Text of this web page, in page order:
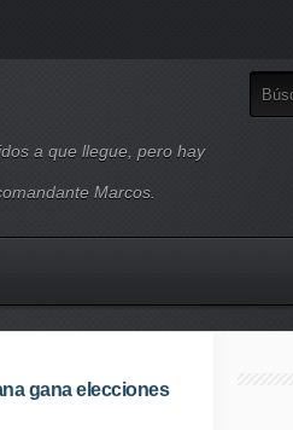
a que llegue, pero hay
Marcos.
gana elecciones